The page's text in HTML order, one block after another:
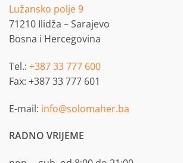
Lužansko polje 9
71210 Ilidža – Sarajevo
Bosna i Hercegovina
Tel.: +387 33 777 600
Fax: +387 33 777 601
E-mail: info@solomaher.ba
RADNO VRIJEME